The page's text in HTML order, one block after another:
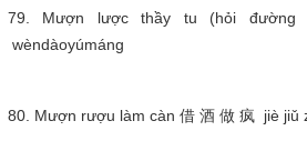
79. Mượn lược thầy tu (hỏi
wèndàoyúmáng
80. Mượn rượu làm càn 借 酒 做 疯 jiè jiǔ